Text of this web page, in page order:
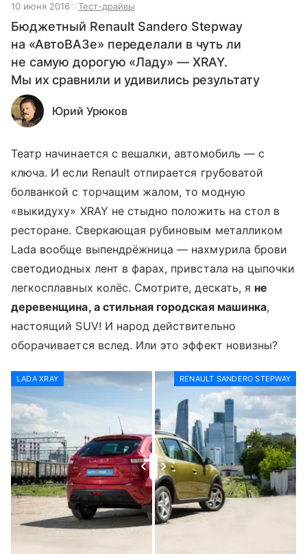
10 июня 2016 Тест-драйвы
Бюджетный Renault Sandero Stepway
на «АвтоВАЗе» переделали в чуть ли
не самую дорогую «Ладу» — XRAY.
Мы их сравнили и удивились результату
Юрий Урюков
Театр начинается с вешалки, автомобиль — с
ключа. И если Renault отпирается грубоватой
болванкой с торчащим жалом, то модную
«выкидуху» XRAY не стыдно положить на стол в
ресторане. Сверкающая рубиновым металликом
Lada вообще выпендрёжница — нахмурила брови
светодиодных лент в фарах, привстала на цыпочки
легкосплавных колёс. Смотрите, дескать, я не
деревенщина, а стильная городская машинка,
настоящий SUV! И народ действительно
оборачивается вслед. Или это эффект новизны?
LADA XRAY RENAULT SANDERO STEPWAY